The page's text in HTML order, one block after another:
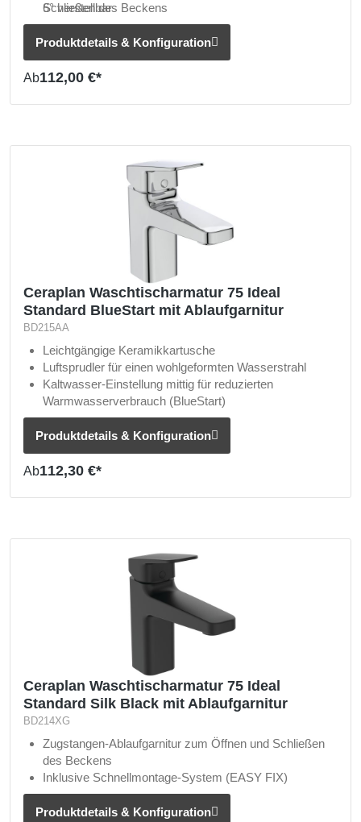
6° verstellbar
Inklusive Befestigungssystem (EASY FIX)
Mit flexiblen Anschlussschläuchen
Schließen des Beckens
Produktdetails & Konfiguration
Ab112,00 €*
Ceraplan Waschtischarmatur 75 Ideal
Standard BlueStart mit Ablaufgarnitur
BD215AA
Leichtgängige Keramikkartusche
Luftsprudler für einen wohlgeformten Wasserstrahl
Kaltwasser-Einstellung mittig für reduzierten
Warmwasserverbrauch (BlueStart)
Produktdetails & Konfiguration
Ab112,30 €*
Ceraplan Waschtischarmatur 75 Ideal
Standard Silk Black mit Ablaufgarnitur
BD214XG
Zugstangen-Ablaufgarnitur zum Öffnen und Schließen
des Beckens
Inklusive Schnellmontage-System (EASY FIX)
Wasser sparen ohne Komfortverlust (Water Saving)
Produktdetails & Konfiguration